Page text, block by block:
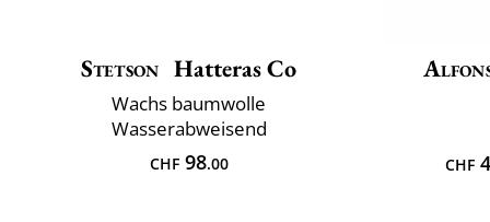
Stetson Hatteras Co
Wachs baumwolle
Wasserabweisend
CHF98.00 CHF